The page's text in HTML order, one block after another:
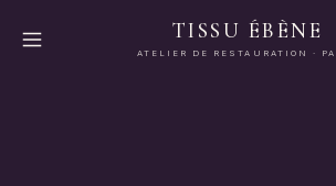
TISSU ÉBÈNE
ATELIER DE RESTAURATION ·